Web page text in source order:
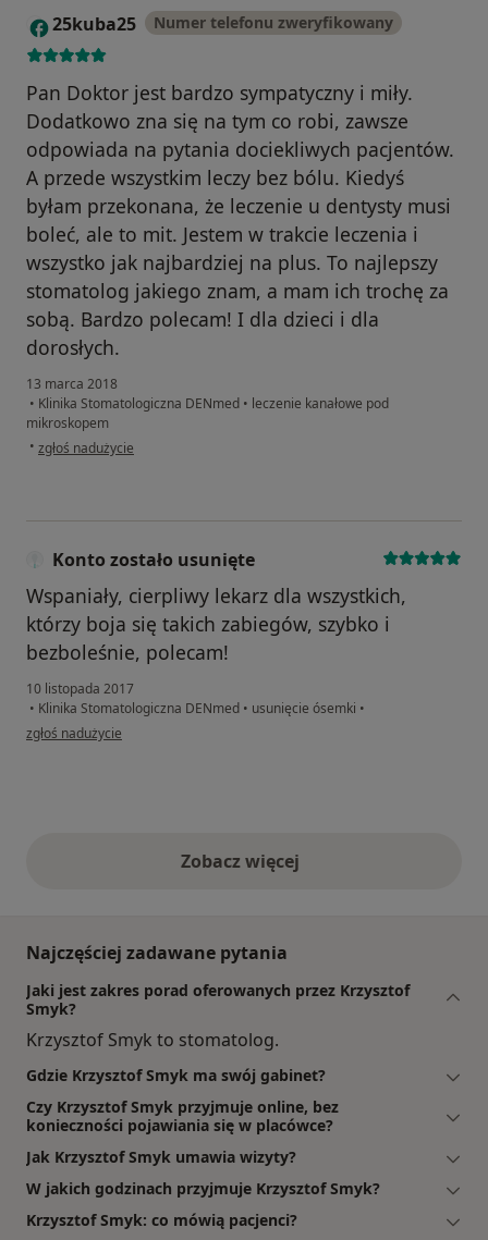
2 25kuba25 Numer telefonu zweryfikowany
Pan Doktor jest bardzo sympatyczny i miły.
Dodatkowo zna się na tym co robi, zawsze
odpowiada na pytania dociekliwych pacjentów.
A przede wszystkim leczy bez bólu. Kiedyś
byłam przekonana, że leczenie u dentysty musi
boleć, ale to mit. Jestem w trakcie leczenia i
wszystko jak najbardziej na plus. To najlepszy
stomatolog jakiego znam, a mam ich trochę za
sobą. Bardzo polecam! I dla dzieci i dla
dorosłych.
13 marca 2018
• Klinika Stomatologiczna DENmed • leczenie kanałowe pod
mikroskopem
• w opinii użytkownika 25kuba25
zgłoś nadużycie
Konto zostało usunięte
Wspaniały, cierpliwy lekarz dla wszystkich,
którzy boja się takich zabiegów, szybko i
bezboleśnie, polecam!
10 listopada 2017
• Klinika Stomatologiczna DENmed • usunięcie ósemki •
w opinii użytkownika Konto zostało usunięte
zgłoś nadużycie
Zobacz więcejopinie powyżej
Najczęściej zadawane pytania
Jaki jest zakres porad oferowanych przez Krzysztof
Smyk?
Krzysztof Smyk to stomatolog.
Gdzie Krzysztof Smyk ma swój gabinet?
Czy Krzysztof Smyk przyjmuje online, bez
konieczności pojawiania się w placówce?
Jak Krzysztof Smyk umawia wizyty?
W jakich godzinach przyjmuje Krzysztof Smyk?
Krzysztof Smyk: co mówią pacjenci?